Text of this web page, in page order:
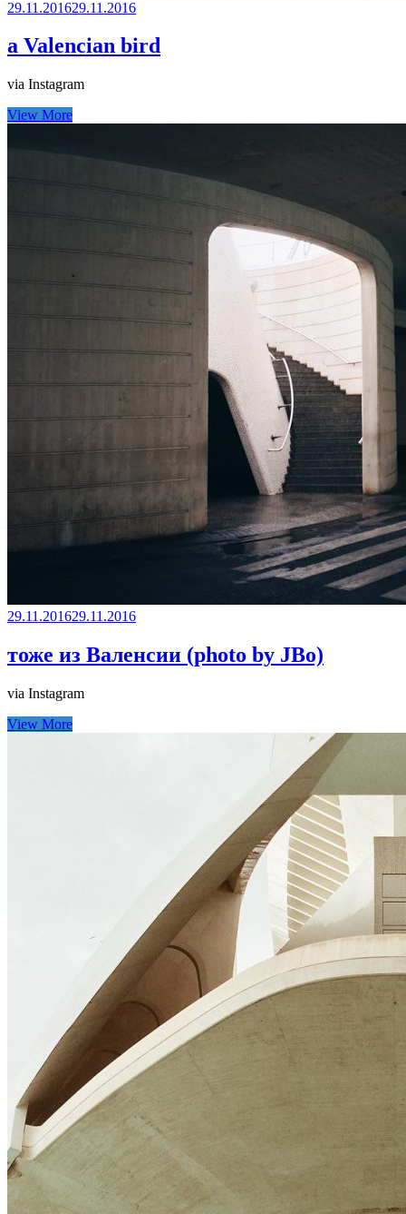
29.11.201629.11.2016
a Valencian bird
via Instagram
View More
29.11.201629.11.2016
тоже из Валенсии (photo by JBo)
via Instagram
View More